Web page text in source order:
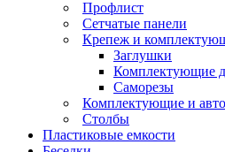
Профлист
Сетчатые панели
Крепеж и
Заглушки
Комплектующие
Саморезы
Комплектующие и
Столбы
Пластиковые емкости